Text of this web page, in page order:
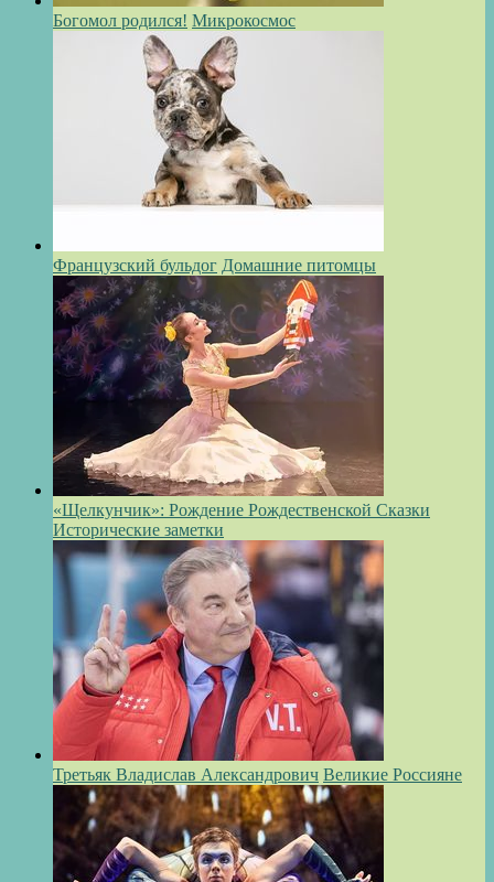
Богомол родился! Микрокосмос
Французский бульдог Домашние питомцы
«Щелкунчик»: Рождение Рождественской Сказки
Исторические заметки
Третьяк Владислав Александрович Великие Россияне